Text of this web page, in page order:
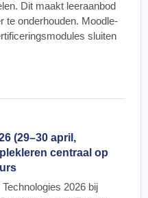
Dit maakt leeraanbod
te onderhouden. Moodle-
sluiten
(29–30 april,
centraal op
2026 bij